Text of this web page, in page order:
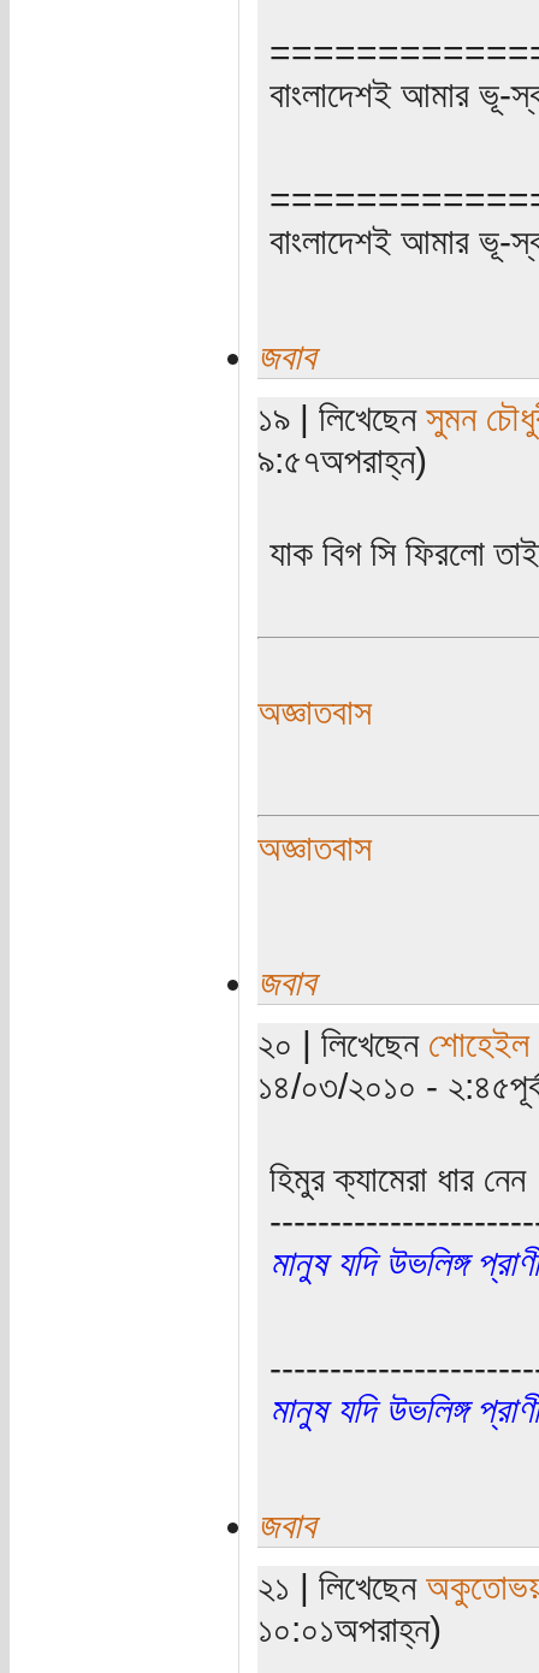
বাংলাদেশই আমার ভূ-
বাংলাদেশই আমার ভূ-
জবাব
১৯ | লিখেছেন সুমন
৯:৫৭অপরাহ্ন)
যাক বিগ সি ফিরলো
অজ্ঞাতবাস
অজ্ঞাতবাস
জবাব
২০ | লিখেছেন শোহেইল
১৪/০৩/২০১০ -
হিমুর ক্যামেরা ধার
মানুষ যদি উভলিঙ্গ
মানুষ যদি উভলিঙ্গ
জবাব
২১ | লিখেছেন অকুতোভয়
১০:০১অপরাহ্ন)